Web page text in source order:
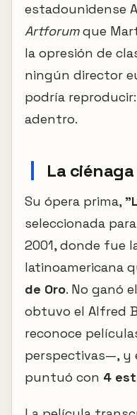
estadounidense
Artforumque
la opresión de
ningún director
podría
adentro.
La
Su ópera prima,
seleccionada
2001, donde fue
latinoamericana
de Oro. No ganó
obtuvo el Alfred
reconoce
perspectivas—, y
puntuó con 4